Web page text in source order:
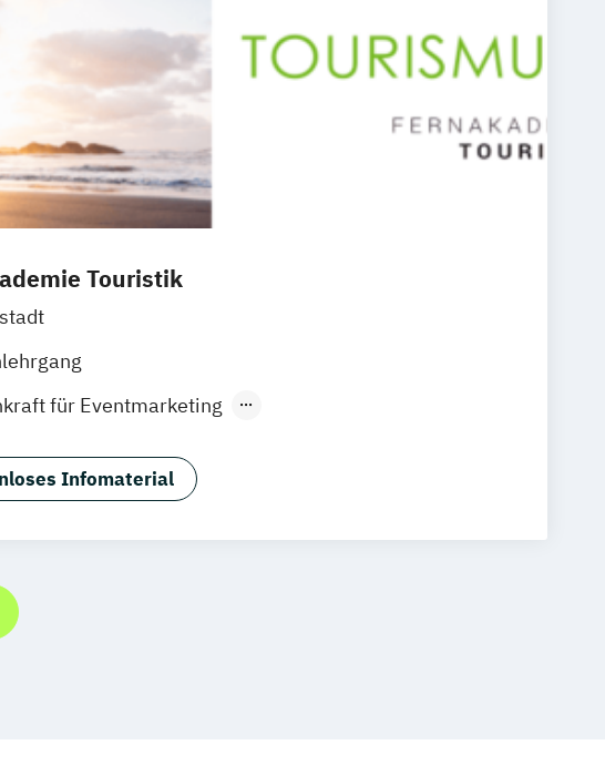
Touristik
für Eventmarketing
für Veranstaltung
und Kongresswesen
Infomaterial